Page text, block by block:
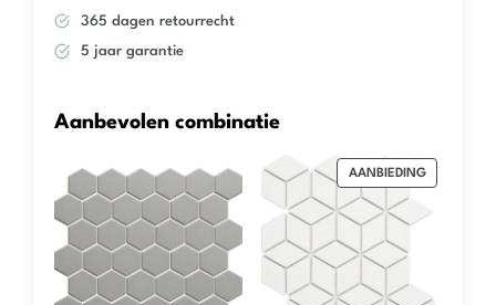
365 dagen retourrecht
5 jaar garantie
Aanbevolen combinatie
AANBIEDINGPRODUCT
IN
DE